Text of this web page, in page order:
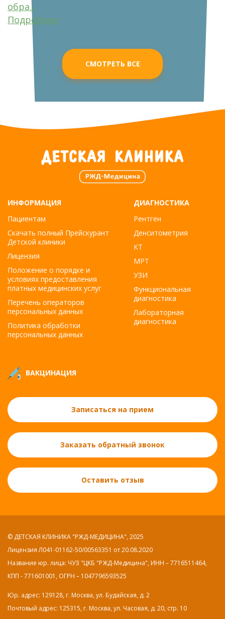
обра...
Подробнее
СМОТРЕТЬ ВСЕ
ИНФОРМАЦИЯ
Пациентам
Скачать полный Прейскурант
Детской клиники
Лицензия
Положение о порядке и
условиях предоставления
платных медицинских услуг
Перечень операторов
персональных данных
Политика обработки
персональных данных
ВАКЦИНАЦИЯ
ДИАГНОСТИКА
Рентген
Денситометрия
КТ
МРТ
УЗИ
Функциональная
диагностика
Лабораторная
диагностика
Записаться на прием
Заказать обратный звонок
Оставить отзыв
© ДЕТСКАЯ КЛИНИКА "РЖД-МЕДИЦИНА", 2025
Лицензия Л041-01162-50/00563351 от 20.08.2020
Название юр. лица: ЧУЗ "ЦКБ "РЖД-Медицина", ИНН – 7716511464,
КПП - 771601001, ОГРН – 1047796593525
Юр. адрес: 129128, г. Москва, ул. Будайская, д. 2
Почтовый адрес: 125315, г. Москва, ул. Часовая, д. 20, стр. 10